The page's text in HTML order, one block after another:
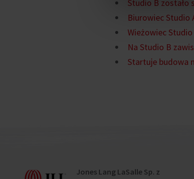
Studio B zostało
Biurowiec Studio
Wieżowiec Studio
Na Studio B
Startuje budowa
Jones Lang LaSalle Sp. z